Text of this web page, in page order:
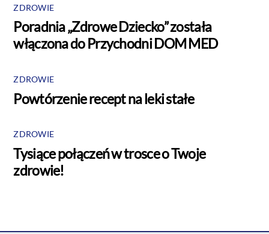
ZDROWIE
Poradnia „Zdrowe Dziecko” została
włączona do Przychodni DOM MED
ZDROWIE
Powtórzenie recept na leki stałe
ZDROWIE
Tysiące połączeń w trosce o Twoje
zdrowie!